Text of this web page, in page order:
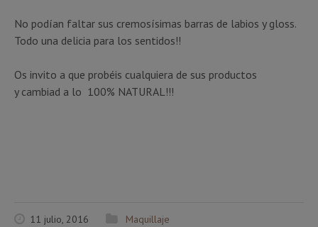
No podían faltar sus cremosísimas barras de labios y gloss.
Todo una delicia para los sentidos!!
Os invito a que probéis cualquiera de sus productos
y cambiad a lo 100% NATURAL!!!
11 julio, 2016
Maquillaje